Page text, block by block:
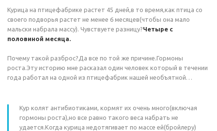
Курица на птицефабрике растет 45 дней,в то время,как птица со
своего подворья растет не менее 6 месяцев(чтобы она мало
мальски набрала массу). Чувствуете разницу?Четыре с
половиной месяца.
Почему такой разброс?Да все по той же причине.Гормоны
роста.Эту историю мне расказал один человек который в течении
года работал на одной из птицефабрик нашей необъятной…
Кур колят антибиотиками, кормят их очень много(включая
гормоны роста),но все равно такого веса набрать не
удается.Когда курица недотягивает по массе ей(бройлеру)